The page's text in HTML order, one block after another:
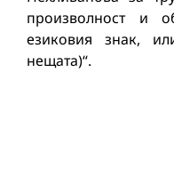
произволност и
езиковия знак,
нещата)“.